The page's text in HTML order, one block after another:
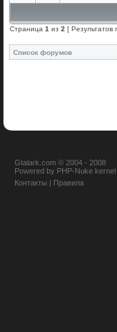
Страница 1 из 2 [ Результатов
Список форумов
Gtalark.com © 2004 - 2008
Powered by PHP-Nuke kernel
Контакты | Правила